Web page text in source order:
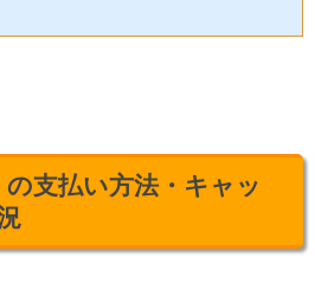
支払い方法・キャッ